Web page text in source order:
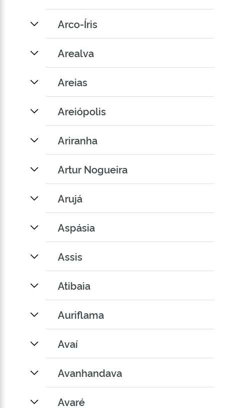
Arco-Íris
Arealva
Areias
Areiópolis
Ariranha
Artur Nogueira
Arujá
Aspásia
Assis
Atibaia
Auriflama
Avaí
Avanhandava
Avaré